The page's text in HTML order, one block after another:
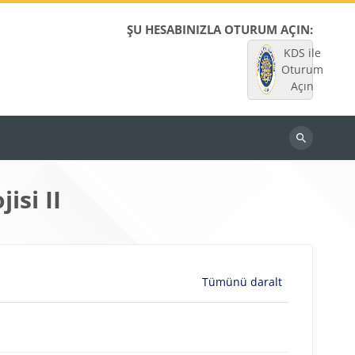
ŞU HESABINIZLA OTURUM AÇIN:
KDS ile
Oturum
Açın
Dersleri
II
Tümünü daralt